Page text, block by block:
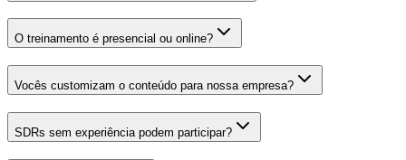
O treinamento é presencial ou online?
Vocês customizam o conteúdo para nossa empresa?
SDRs sem experiência podem participar?